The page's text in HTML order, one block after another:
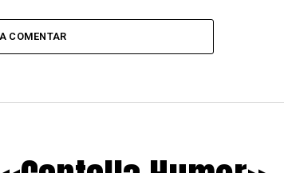
COMENTAR